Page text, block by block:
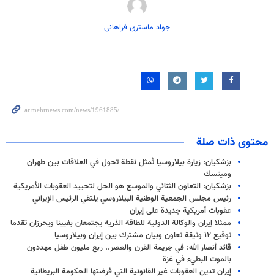
جواد ماستری فراهانی
محتوى ذات صلة
بزشكيان: زيارة بيلاروسيا تُمثل نقطة تحول في العلاقات بين طهران
ومينسك
بزشكيان: التعاون الثنائي والموسع هو الحل لتحييد العقوبات الأمريكية
رئيس مجلس الجمعية الوطنية البيلاروسي يلتقي الرئيس الإيراني
عقوبات أمريكية جديدة على إيران
ممثلا إيران والوكالة الدولية للطاقة الذرية يجتمعان بفيينا ويحرزان تقدما
توقيع ١٢ وثيقة تعاون وبيان مشترك بين إيران وبيلاروسيا
قائد أنصار الله: في جريمة القرن والعصر.. ربع مليون طفل مهددون
بالموت البطيء في غزة
إيران تدين العقوبات غير القانونية التي فرضتها الحكومة البريطانية